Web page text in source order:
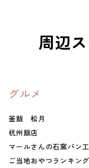
周辺
グルメ
釜飯 松月
杭州飯店
マールさんの石窯パン
ご当地おやつランキン